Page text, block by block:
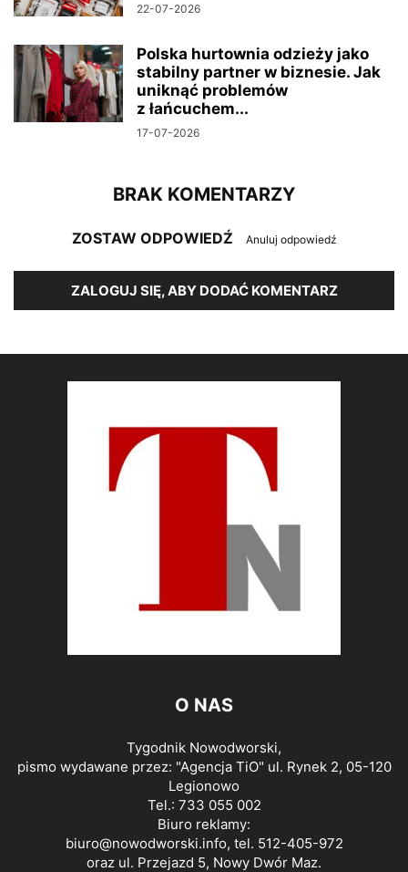
22-07-2026
Polska hurtownia odzieży jako
stabilny partner w biznesie. Jak
uniknąć problemów
z łańcuchem...
17-07-2026
BRAK KOMENTARZY
ZOSTAW ODPOWIEDŹ Anuluj odpowiedź
ZALOGUJ SIĘ, ABY DODAĆ KOMENTARZ
O NAS
Tygodnik Nowodworski,
pismo wydawane przez: "Agencja TiO" ul. Rynek 2, 05-120
Legionowo
Tel.: 733 055 002
Biuro reklamy:
biuro@nowodworski.info, tel. 512-405-972
oraz ul. Przejazd 5, Nowy Dwór Maz.